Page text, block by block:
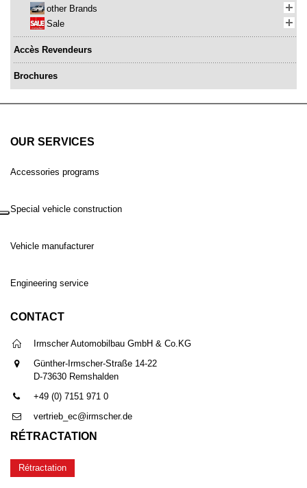
other Brands
Sale
Accès Revendeurs
Brochures
OUR SERVICES
Accessories programs
Special vehicle construction
Vehicle manufacturer
Engineering service
CONTACT
Irmscher Automobilbau GmbH & Co.KG
Günther-Irmscher-Straße 14-22
D-73630 Remshalden
+49 (0) 7151 971 0
vertrieb_ec@irmscher.de
RÉTRACTATION
Rétractation